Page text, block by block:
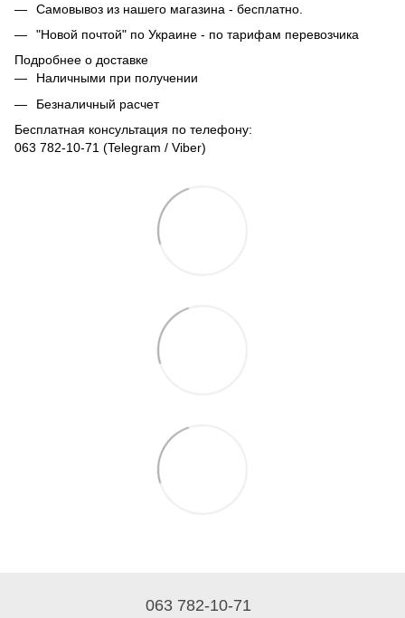
Самовывоз из нашего магазина - бесплатно.
"Новой почтой" по Украине - по тарифам перевозчика
Подробнее о доставке
Наличными при получении
Безналичный расчет
Бесплатная консультация по телефону:
063 782-10-71 (Telegram / Viber)
063 782-10-71